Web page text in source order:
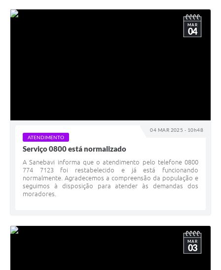
04 MAR 2025 - 10h48
MAR
04
ATENDIMENTO
Serviço 0800 está normalizado
A Sanebavi informa que o atendimento pelo telefone 0800
774 7123 foi restabelecido e já está funcionando
normalmente. Agradecemos a compreensão da população e
seguimos à disposição para atender às demandas dos
moradores.
MAR
03